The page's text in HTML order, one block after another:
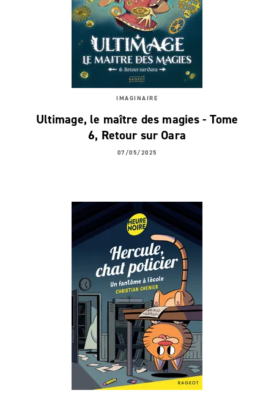
IMAGINAIRE
Ultimage, le maître des magies - Tome
6, Retour sur Oara
07/05/2025